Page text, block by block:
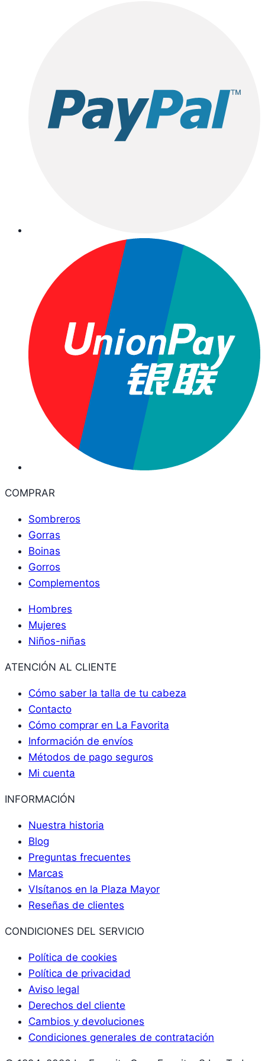
COMPRAR
Sombreros
Gorras
Boinas
Gorros
Complementos
Hombres
Mujeres
Niños-niñas
ATENCIÓN AL CLIENTE
Cómo saber la talla de tu cabeza
Contacto
Cómo comprar en La Favorita
Información de envíos
Métodos de pago seguros
Mi cuenta
INFORMACIÓN
Nuestra historia
Blog
Preguntas frecuentes
Marcas
VIsítanos en la Plaza Mayor
Reseñas de clientes
CONDICIONES DEL SERVICIO
Política de cookies
Política de privacidad
Aviso legal
Derechos del cliente
Cambios y devoluciones
Condiciones generales de contratación